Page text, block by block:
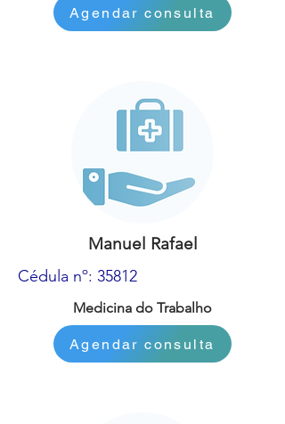
Agendar consulta
Manuel Rafael
Cédula nº: 35812
Medicina do Trabalho
Agendar consulta